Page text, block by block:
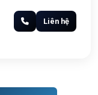
Liên hệ